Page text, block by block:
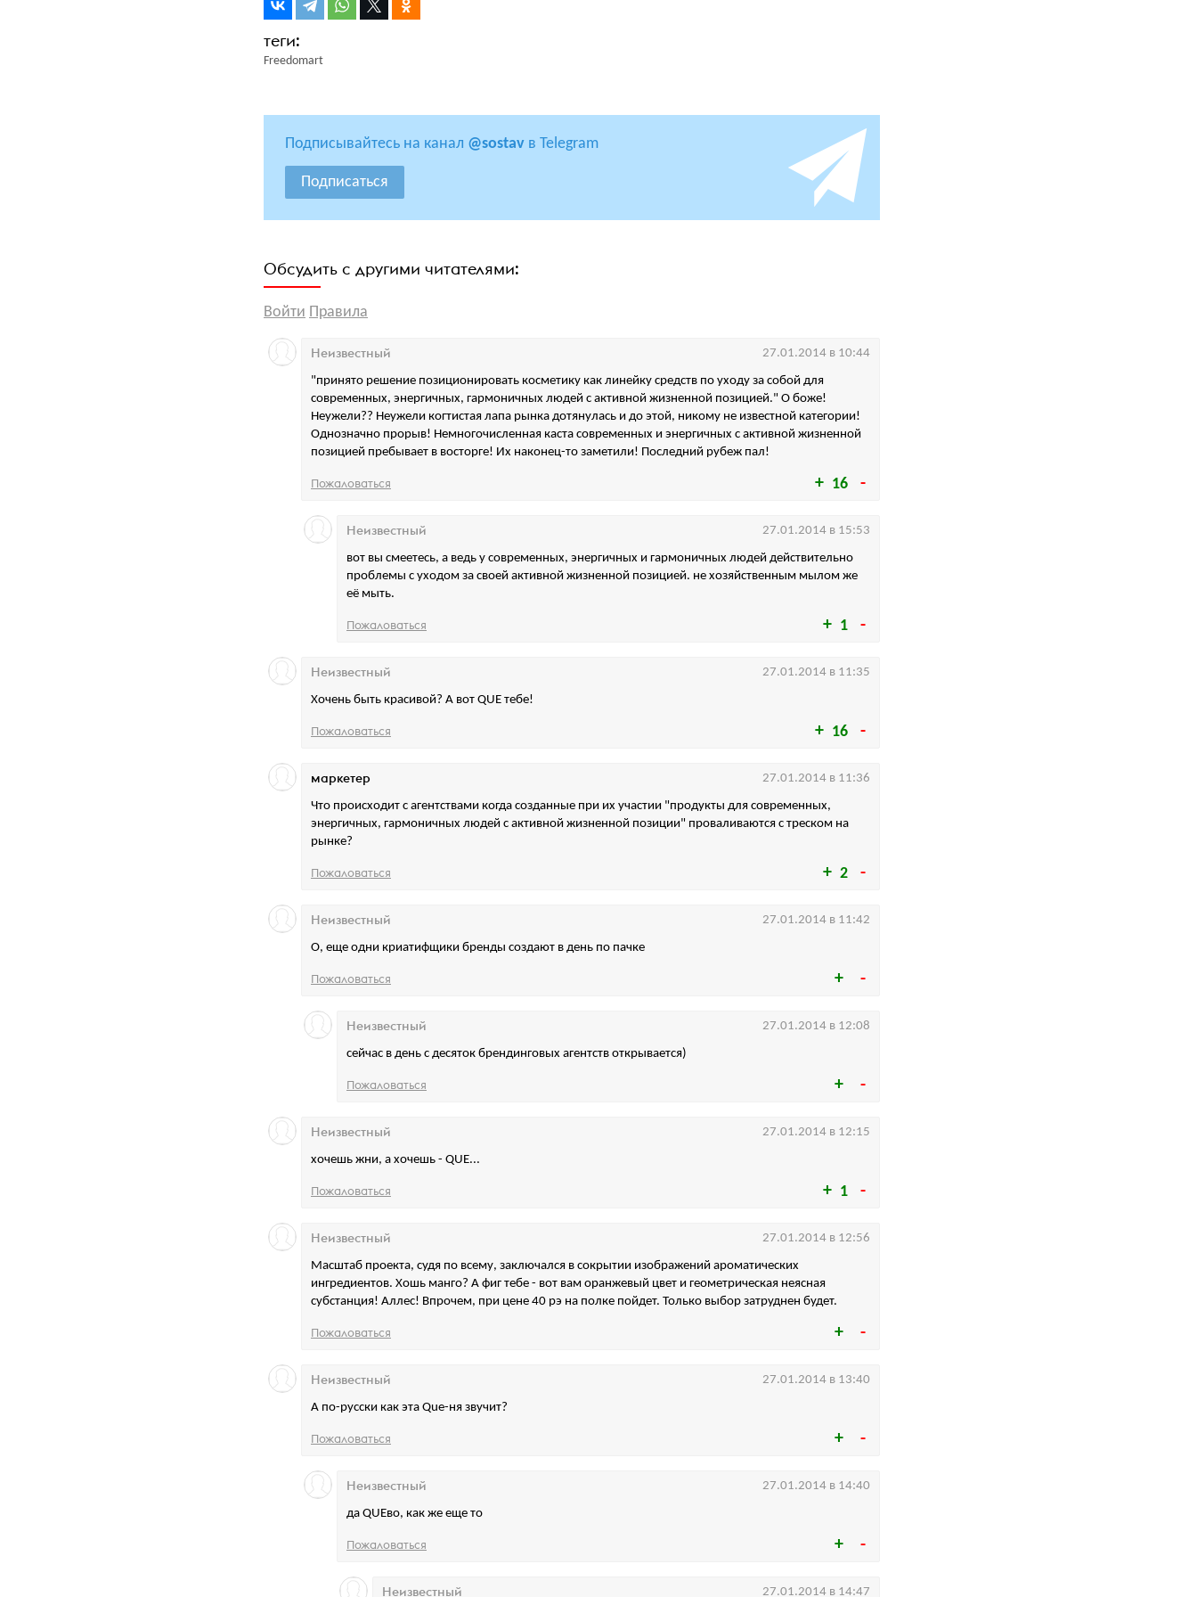
Freedomart
Подписывайтесь на канал @sostav в Telegram
Подписаться
Обсудить с другими читателями:
Войти Правила
16
"принято решение позиционировать косметику как линейку средств по уходу за собой для
современных, энергичных, гармоничных людей с активной жизненной позицией." О боже!
Неужели?? Неужели когтистая лапа рынка дотянулась и до этой, никому не известной категории!
Однозначно прорыв! Немногочисленная каста современных и энергичных с активной жизненной
позицией пребывает в восторге! Их наконец-то заметили! Последний рубеж пал!
Неизвестный 27.01.2014 в 10:44
Пожаловаться
1
вот вы смеетесь, а ведь у современных, энергичных и гармоничных людей действительно
проблемы с уходом за своей активной жизненной позицией. не хозяйственным мылом же
её мыть.
Неизвестный 27.01.2014 в 15:53
Пожаловаться
16
Хочень быть красивой? А вот QUE тебе!
Неизвестный 27.01.2014 в 11:35
Пожаловаться
2
Что происходит с агентствами когда созданные при их участии "продукты для современных,
энергичных, гармоничных людей с активной жизненной позиции" проваливаются с треском на
рынке?
маркетер 27.01.2014 в 11:36
Пожаловаться
О, еще одни криатифщики бренды создают в день по пачке
Неизвестный 27.01.2014 в 11:42
Пожаловаться
сейчас в день с десяток брендинговых агентств открывается)
Неизвестный 27.01.2014 в 12:08
Пожаловаться
1
хочешь жни, а хочешь - QUE...
Неизвестный 27.01.2014 в 12:15
Пожаловаться
Масштаб проекта, судя по всему, заключался в сокрытии изображений ароматических
ингредиентов. Хошь манго? А фиг тебе - вот вам оранжевый цвет и геометрическая неясная
субстанция! Аллес! Впрочем, при цене 40 рэ на полке пойдет. Только выбор затруднен будет.
Неизвестный 27.01.2014 в 12:56
Пожаловаться
А по-русски как эта Que-ня звучит?
Неизвестный 27.01.2014 в 13:40
Пожаловаться
да QUEво, как же еще то
Неизвестный 27.01.2014 в 14:40
Пожаловаться
Неизвестный 27.01.2014 в 14:47